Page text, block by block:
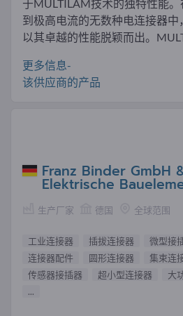
于MULTILAM技术的独特性能
到极高电流的无数种电连接器中
以其卓越的性能脱颖而出。
更多信息-
该供应商的产品
Franz Binder GmbH
Elektrische
生产厂家 德国 全球范围
工业连接器 插拔连接器
微型接
连接器配件
圆形连接器 集束连
传感器接插器
超小型连接器
大
...